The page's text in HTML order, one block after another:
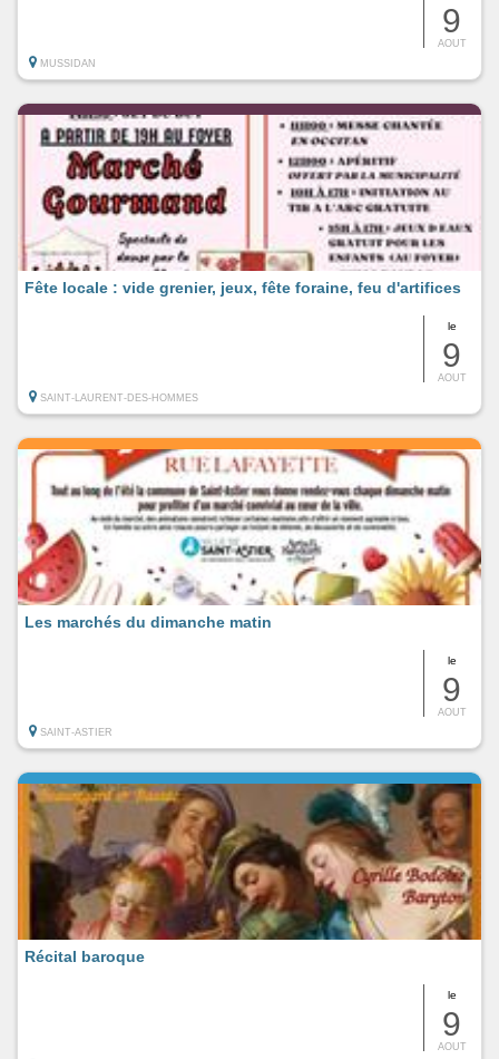
9
AOUT
MUSSIDAN
le
9
AOUT
Fête locale : vide grenier, jeux, fête foraine, feu d'artifices
SAINT-LAURENT-DES-HOMMES
le
9
AOUT
Les marchés du dimanche matin
SAINT-ASTIER
le
9
AOUT
Récital baroque